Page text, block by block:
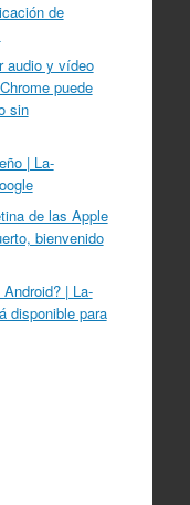
de
audio y vídeo
Chrome puede
sin
| La-
de las Apple
bienvenido
| La-
disponible para